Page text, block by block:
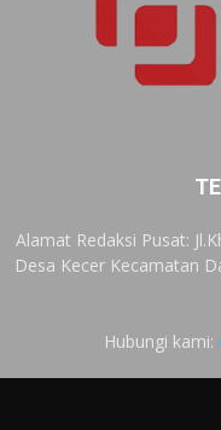
Alamat Redaksi Pusat:
Desa Kecer Kecamatan
Hubungi kami: